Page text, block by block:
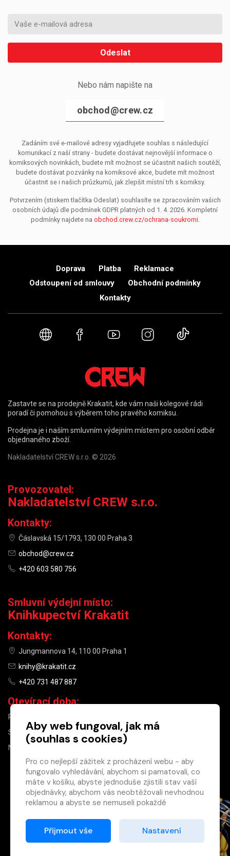
Odeslat
Nebo nám napište na
obchod@crew.cz
Zadáním své e-mailové adresy vyjadřujete souhlas s následující
komunikací z naší strany - budete dostávat nejnovější informace o
komiksových novinkách, budete mít možnost se účastnit našich soutěží,
budete dostávat pozvánky na komiksové akce, budete mít možnost
účastnit se i našich průzkumů, jak zlepšit místní trh s komiksy.
Potvrzením (stiskem tlačítka Odeslat) souhlasíte se zpracováním vašich
osobních údajů dle podmínek GDPR platných od 1. 4. 2026. Kompletní
podmínky najdete na obchod.crew.cz/ochrana-soukromi.
×
Máte u nás již
registrovaný
účet?
Registrací získáte slevu
na zboží ve výši 15 %
Doprava Platba
Reklamace
Odstoupení od smlouvy
Obchodní podmínky
Kontakty
Webové stránky
FacebookYouTubeInstagram
Zastavte se na prodejně Krakatit, kde vám naši kolegové rádi
poradí či pomohou s výběrem toho pravého komiksu.
Prodejna je i naším smluvním výdejním místem pro osobní odběr
objednaného zboží.
Nakladatelství CREW s.r.o. © 2026
Provozovatel:
Nakladatelství CREW s.r.o.
Kontakty:
Čáslavská 15/1793, 130 00 Praha 3
obchod@crew.cz
+420 603 580 756
Smluvní výdejní místo:
Knihkupectví Krakatit
Kontakty:
Jungmannova 14, 110 00 Praha 1
knihy@krakatit.cz
+420 731 487 887
Otevírací doba:
PO–PÁ
SO
10:00–13:00
NE
Aby web fungoval, jak má
(souhlas s cookies)
Pro co nejlepší zážitek z procházení webu - aby
fungovalo vyhledávání, abychom si pamatovali, co
máte v košíku, abyste jednoduše zjistili stav vaší
objednávky, abychom vás neobtěžovali nevhodnou
reklamou a abyste se nemuseli pokaždé
Proto od vás potřebujeme souhlas se
zpracováním souborů cookies
Přijmout vše Nastavení